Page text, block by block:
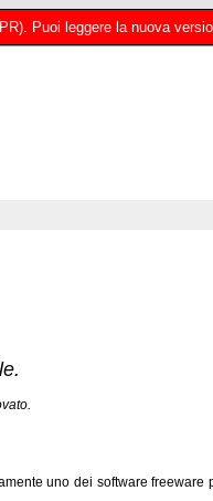
Puoi leggere la nuova
uno dei software freeware